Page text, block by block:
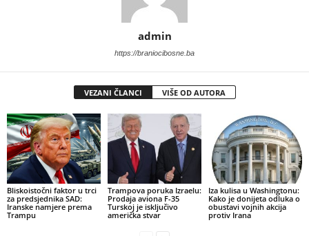
admin
https://braniocibosne.ba
VEZANI ČLANCI VIŠE OD AUTORA
​Bliskoistočni faktor u trci
za predsjednika SAD:
Iranske namjere prema
Trampu
Trampova poruka Izraelu:
Prodaja aviona F-35
Turskoj je isključivo
američka stvar
​Iza kulisa u Washingtonu:
Kako je donijeta odluka o
obustavi vojnih akcija
protiv Irana